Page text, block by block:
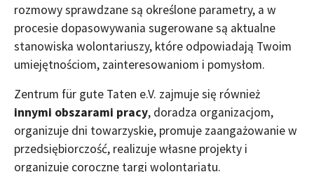
rozmowy sprawdzane są określone parametry, a w
procesie dopasowywania sugerowane są aktualne
stanowiska wolontariuszy, które odpowiadają Twoim
umiejętnościom, zainteresowaniom i pomysłom.
Zentrum für gute Taten e.V. zajmuje się również
innymi obszarami pracy, doradza organizacjom,
organizuje dni towarzyskie, promuje zaangażowanie w
przedsiębiorczość, realizuje własne projekty i
organizuje coroczne targi wolontariatu.